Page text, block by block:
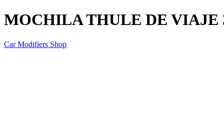
MOCHILA THULE DE VIAJE
Car Modifiers Shop